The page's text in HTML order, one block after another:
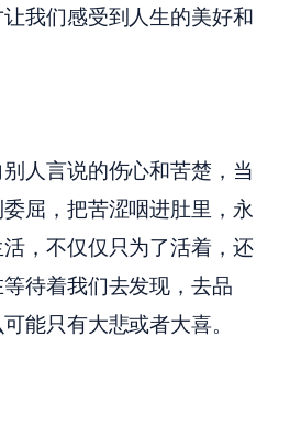
我们感受到人生的美好和
人言说的伤心和苦楚，当
屈，把苦涩咽进肚里，永
，不仅仅只为了活着，还
待着我们去发现，去品
能只有大悲或者大喜。